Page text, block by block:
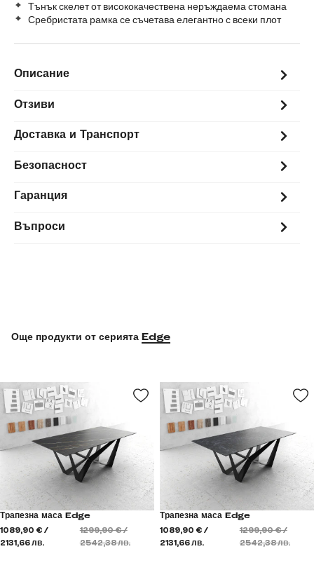
Тънък скелет от висококачествена неръждаема стомана
Сребристата рамка се съчетава елегантно с всеки плот
Описание
Отзиви
Доставка и Транспорт
Безопасност
Гаранция
Въпроси
Още продукти от серията Edge
Трапезна маса Edge
1089,90 € /
2131,66 лв.
1299,90 € /
2542,38 лв.
Трапезна маса Edge
1089,90 € /
2131,66 лв.
1299,90 € /
2542,38 лв.